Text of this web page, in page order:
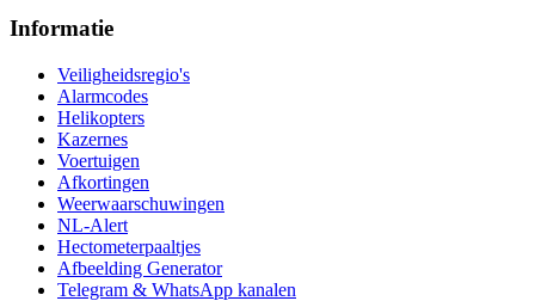
Informatie
Veiligheidsregio's
Alarmcodes
Helikopters
Kazernes
Voertuigen
Afkortingen
Weerwaarschuwingen
NL-Alert
Hectometerpaaltjes
Afbeelding Generator
Telegram & WhatsApp kanalen